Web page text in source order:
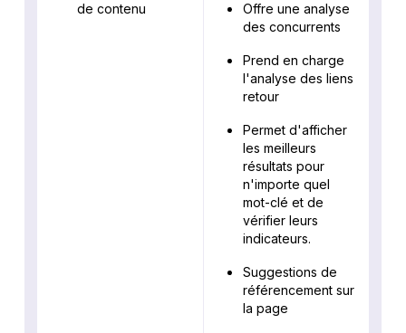
de contenu
Offre une analyse
des concurrents
Prend en charge
l'analyse des liens
retour
Permet d'afficher
les meilleurs
résultats pour
n'importe quel
mot-clé et de
vérifier leurs
indicateurs.
Suggestions de
référencement sur
la page